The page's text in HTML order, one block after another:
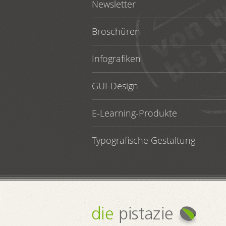
Newsletter
Broschüren
Infografiken
GUI-Design
E-Learning-Produkte
Typografische Gestaltung